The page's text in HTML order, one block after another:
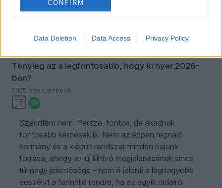
CONFIRM
Data Deletion Data Access Privacy Policy
országosan szeptember 18-ától vetítenek majd a
Tényleg az a legfontosabb, hogy ki nyer 2026-
ban?
2025. szeptember 8.
17
Szerintem nem. Persze, fontos, de akadnak
fontosabb kérdések is. Nem az éppen regnáló
kormány és a kiépült rendszer minden bajunk
forrása, ahogy az új kihívó megjelenésének sincs
túl nagy jelentősége – nem ő jelenti a legnagyobb
veszélyt a fennálló rendre, ha az egyik oldalról